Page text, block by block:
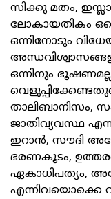
സിക്കു മതം,
ലോകായതികം
ഒന്നിനോടും
ഒന്നിനും
താലിബാനിസം,
ജാതിവ്യവസ്ഥ
ഇറാന്‍, സൗദി
ഭരണകൂടം,
ഏകാധിപത്യം,
എന്നിവയൊക്കെ